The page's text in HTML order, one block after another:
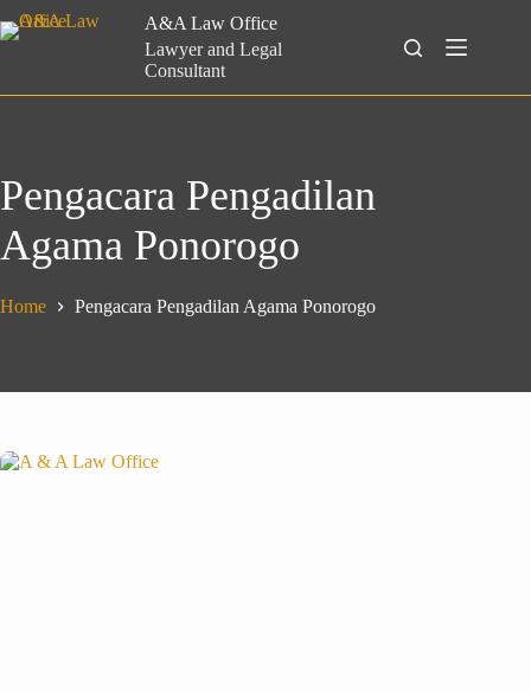
to
A&A Law Office
Lawyer and Legal
Consultant
Search
Pengacara Pengadilan
Agama Ponorogo
Home Pengacara Pengadilan Agama Ponorogo